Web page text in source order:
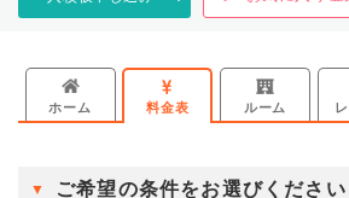
ホーム 料金表 ルーム
ご希望の条件をお選びください